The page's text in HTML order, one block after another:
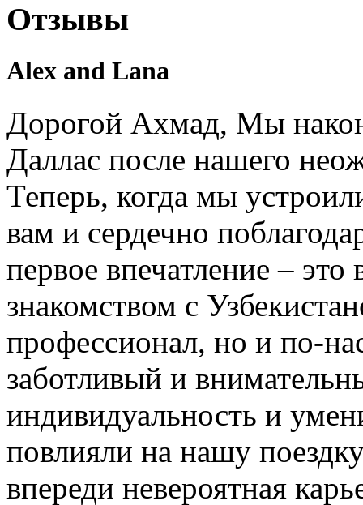
Отзывы
Alex and Lana
Дорогой Ахмад, Мы
Даллас после нашего
Теперь, когда мы
вам и сердечно
первое впечатление –
знакомством с
профессионал, но и по-
заботливый и
индивидуальность и
повлияли на нашу
впереди невероятная